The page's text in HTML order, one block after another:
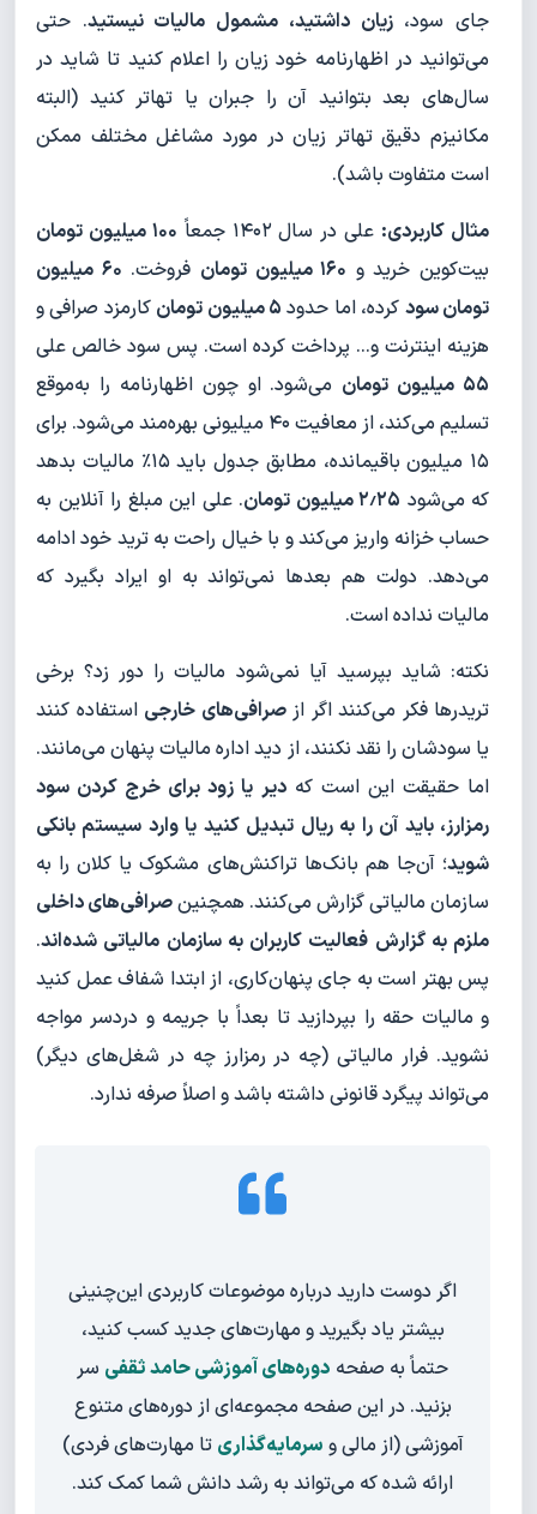
جای سود،زیان داشتید، مشمول مالیات نیستید. حتی
می‌توانید در اظهارنامه خود زیان را اعلام کنید تا شاید در
سال‌های بعد بتوانید آن را جبران یا تهاتر کنید (البته
مکانیزم دقیق تهاتر زیان در مورد مشاغل مختلف ممکن
است متفاوت باشد).
مثال کاربردی: علی در سال ۱۴۰۲ جمعاً
۱۰۰ میلیون تومان
بیت‌کوین خرید و ۱۶۰ میلیون تومان فروخت.
۶۰ میلیون
تومان سود کرده، اما حدود ۵ میلیون تومان
کارمزد صرافی و
هزینه اینترنت و... پرداخت کرده است. پس سود خالص علی
۵۵ میلیون تومان
می‌شود. او چون اظهارنامه را به‌موقع
تسلیم می‌کند، از معافیت ۴۰ میلیونی بهره‌مند می‌شود. برای
۱۵ میلیون باقیمانده، مطابق جدول باید ۱۵٪ مالیات بدهد
که می‌شود ۲٫۲۵ میلیون تومان
. علی این مبلغ را آنلاین به
حساب خزانه واریز می‌کند و با خیال راحت به ترید خود ادامه
می‌دهد. دولت هم بعدها نمی‌تواند به او ایراد بگیرد که
مالیات نداده است.
نکته: شاید بپرسید آیا نمی‌شود مالیات را دور زد؟ برخی
تریدرها فکر می‌کنند اگر ازصرافی‌های خارجی استفاده کنند
یا سودشان را نقد نکنند، از دید اداره مالیات پنهان می‌مانند.
اما حقیقت این است کهدیر یا زود برای خرج کردن سود
رمزارز، باید آن را به ریال تبدیل کنید یا وارد سیستم بانکی
شوید؛ آن‌جا هم بانک‌ها تراکنش‌های مشکوک یا کلان را به
سازمان مالیاتی گزارش می‌کنند. همچنینصرافی‌های داخلی
ملزم به گزارش فعالیت کاربران به سازمان مالیاتی شده‌اند.
پس بهتر است به جای پنهان‌کاری، از ابتدا شفاف عمل کنید
و مالیات حقه را بپردازید تا بعداً با جریمه و دردسر مواجه
نشوید. فرار مالیاتی (چه در رمزارز چه در شغل‌های دیگر)
می‌تواند پیگرد قانونی داشته باشد و اصلاً صرفه ندارد.
اگر دوست دارید درباره موضوعات کاربردی این‌چنینی
بیشتر یاد بگیرید و مهارت‌های جدید کسب کنید،
حتماً به صفحه دوره‌های آموزشی حامد ثقفی سر
بزنید. در این صفحه مجموعه‌ای از دوره‌های متنوع
آموزشی (از مالی و سرمایه‌گذاری تا مهارت‌های فردی)
ارائه شده که می‌تواند به رشد دانش شما کمک کند.